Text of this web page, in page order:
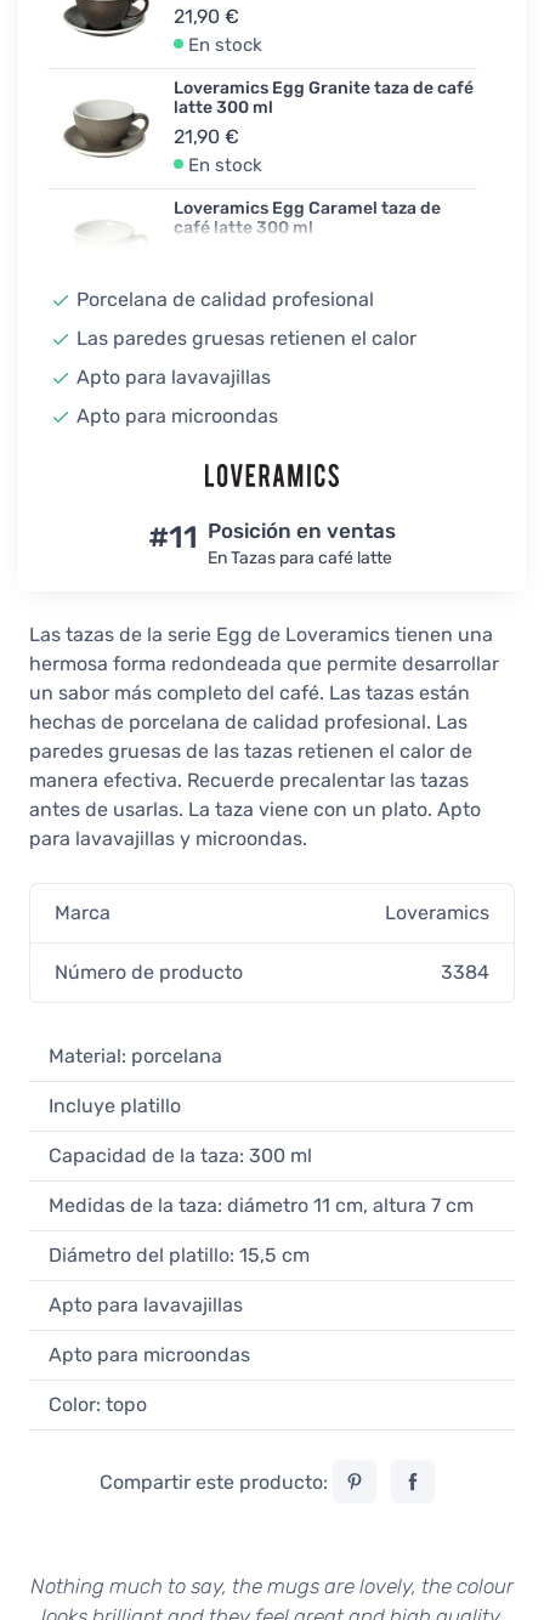
21,90 €
En stock
Loveramics Egg Granite taza de café
latte 300 ml
21,90 €
En stock
Loveramics Egg Caramel taza de
café latte 300 ml
Loveramics Egg Yellow taza de café
latte 300 ml
21,90 €
En stock
latte 300 ml
En stock
Loveramics Egg Teal taza de café
En stock
Loveramics Egg River Blue taza de
café latte 300 ml
21,90 €
En stock
Loveramics Egg Red taza de café
latte 300 ml
21,90 €
Loveramics Egg Denim taza de café
latte 300 ml
21,90 €
En stock
Loveramics Egg Brown taza de café
21,90 €
En stock
latte 300 ml
21,90 €
En stock
Porcelana de calidad profesional
Las paredes gruesas retienen el calor
Apto para lavavajillas
Apto para microondas
#11 Posición en ventas
En Tazas para café latte
Las tazas de la serie Egg de Loveramics tienen una
hermosa forma redondeada que permite desarrollar
un sabor más completo del café. Las tazas están
hechas de porcelana de calidad profesional. Las
paredes gruesas de las tazas retienen el calor de
manera efectiva. Recuerde precalentar las tazas
antes de usarlas. La taza viene con un plato. Apto
para lavavajillas y microondas.
Marca Loveramics
Número de producto 3384
Material: porcelana
Incluye platillo
Capacidad de la taza: 300 ml
Medidas de la taza: diámetro 11 cm, altura 7 cm
Diámetro del platillo: 15,5 cm
Apto para lavavajillas
Apto para microondas
Color: topo
Compartir este producto:
Nothing much to say, the mugs are lovely, the colour